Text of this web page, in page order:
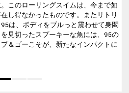
このローリングスイムは、今まで如
し得なかったものです。またリトリ
は、ボディをブルっと震わせて身悶
見切ったスプーキーな魚には、95の
＆ゴーこそが、新たなインパクトに